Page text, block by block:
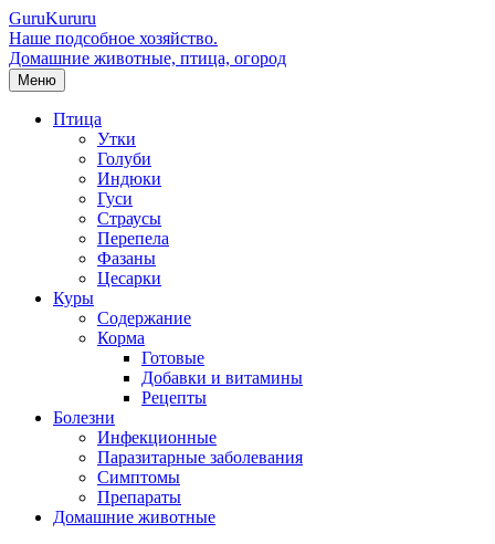
GuruKururu
Наше подсобное хозяйство.
Домашние животные, птица, огород
Меню
Птица
Утки
Голуби
Индюки
Гуси
Страусы
Перепела
Фазаны
Цесарки
Куры
Содержание
Корма
Готовые
Добавки и витамины
Рецепты
Болезни
Инфекционные
Паразитарные заболевания
Симптомы
Препараты
Домашние животные